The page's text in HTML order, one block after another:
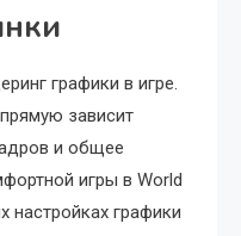
графики в игре.
зависит
и общее
игры в World
настройках графики